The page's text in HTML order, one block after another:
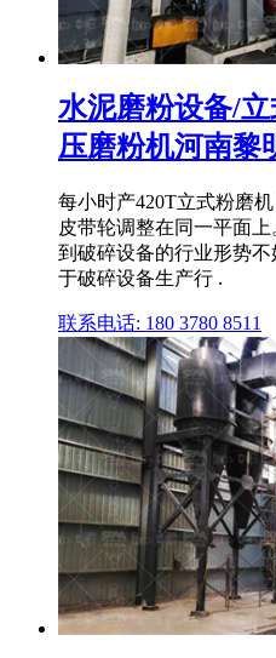
水泥磨粉设备/
压磨粉机河南黎
每小时产420T立式粉磨
皮带轮调整在同一平面
到破碎设备的行业形势
于破碎设备生产行 .
联系电话: 180 3780 8511